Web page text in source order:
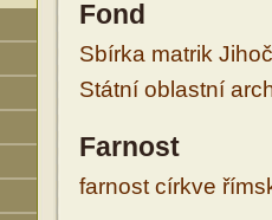
Fond
Sbírka matrik
Státní oblastní
Farnost
farnost církve